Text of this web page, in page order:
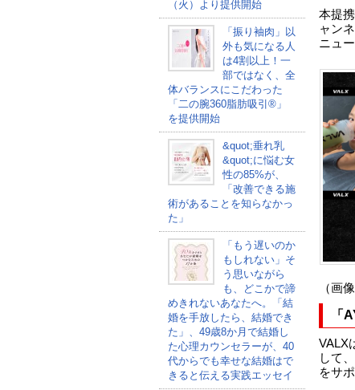
（火）より提供開始
「振り袖肉」以
外も気になる人
は4割以上！一
部ではなく、全
体バランスにこだわった
「二の腕360脂肪吸引®」
を提供開始
&quot;垂れ乳
&quot;に悩む女
性の85%が、
「改善できる施
術があることを知らなかっ
た」
「もう遅いのか
もしれない」そ
う思いながら
も、どこかで諦
めきれないあなたへ。「結
婚を手放したら、結婚でき
た」、49歳8か月で結婚し
た心理カウンセラーが、40
代からでも幸せな結婚はで
きると伝える実践エッセイ
本提
ャン
ニュ
（画
「
VALX
して
をサ